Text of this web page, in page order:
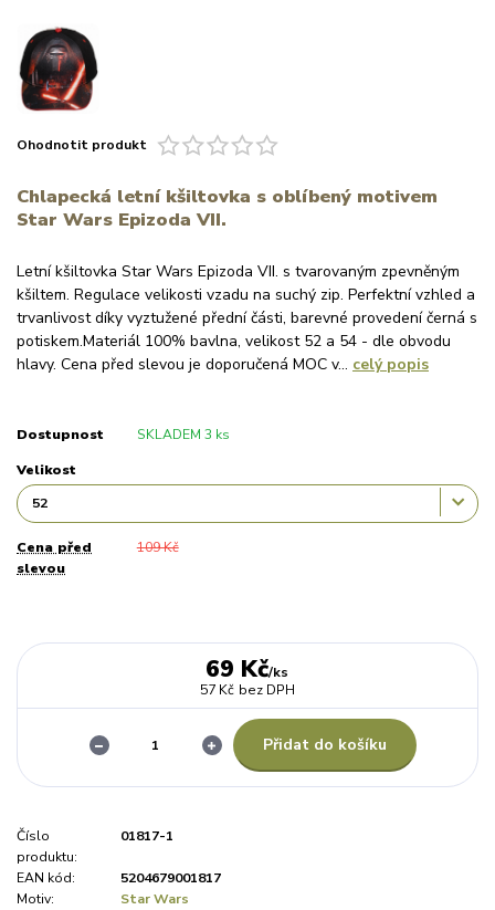
Ohodnotit produkt
Chlapecká letní kšiltovka s oblíbený motivem
Star Wars Epizoda VII.
Letní kšiltovka Star Wars Epizoda VII. s tvarovaným zpevněným
kšiltem. Regulace velikosti vzadu na suchý zip. Perfektní vzhled a
trvanlivost díky vyztužené přední části, barevné provedení černá s
potiskem.Materiál 100% bavlna, velikost 52 a 54 - dle obvodu
hlavy. Cena před slevou je doporučená MOC v... celý popis
Dostupnost SKLADEM 3 ks
Velikost
Cena před
slevou
109 Kč
69 Kč/ks
57 Kč bez DPH
Přidat do košíku
Číslo
produktu:
01817-1
EAN kód:
5204679001817
Motiv:
Star Wars